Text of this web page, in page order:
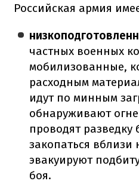
Российская армия
частных военных
мобилизованные,
расходным
идут по минным
обнаруживают
проводят разведку
закопаться
эвакуируют
боя.